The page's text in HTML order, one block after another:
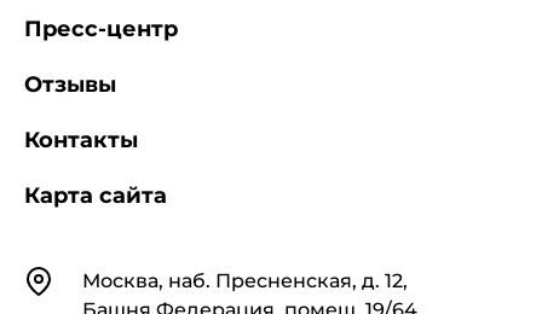
КонтактыМосква, наб. Пресненская, д. 12,
Пресс-центр
Отзывы
Контакты
Карта сайта